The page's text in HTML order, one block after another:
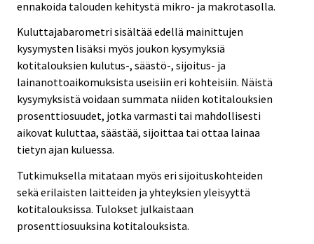
ennakoida talouden kehitystä mikro- ja makrotasolla.
Kuluttajabarometri sisältää edellä mainittujen
kysymysten lisäksi myös joukon kysymyksiä
kotitalouksien kulutus-, säästö-, sijoitus- ja
lainanottoaikomuksista useisiin eri kohteisiin. Näistä
kysymyksistä voidaan summata niiden kotitalouksien
prosenttiosuudet, jotka varmasti tai mahdollisesti
aikovat kuluttaa, säästää, sijoittaa tai ottaa lainaa
tietyn ajan kuluessa.
Tutkimuksella mitataan myös eri sijoituskohteiden
sekä erilaisten laitteiden ja yhteyksien yleisyyttä
kotitalouksissa. Tulokset julkaistaan
prosenttiosuuksina kotitalouksista.